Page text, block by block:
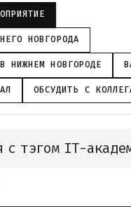
НОВГОРОДА
НИЖНЕМ НОВГОРОДЕ
ОБСУДИТЬ С
с тэгом IT-